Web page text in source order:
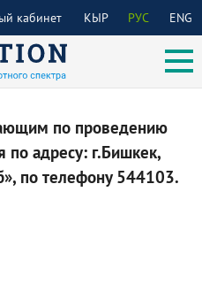
КЫР РУС ENG
кабинет
по проведению
по адресу: г.Бишкек,
по телефону 544103.